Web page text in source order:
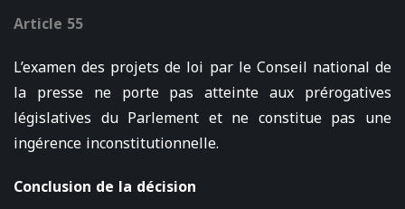
Article 55
L’examen des projets de loi par le Conseil national de
la presse ne porte pas atteinte aux prérogatives
législatives du Parlement et ne constitue pas une
ingérence inconstitutionnelle.
Conclusion de la décision